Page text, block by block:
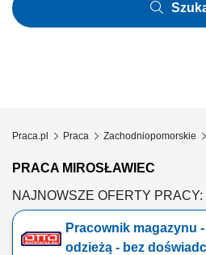
Praca.pl Praca Zachodniopomorskie
PRACA MIROSŁAWIEC
NAJNOWSZE OFERTY PRACY:
Pracownik magazynu
odzieżą - bez